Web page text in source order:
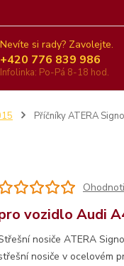
Nevíte si rady? Zavolejte.
+420 776 839 986
Infolinka: Po-Pá 8-18 hod.
Příčníky ATERA
vozidlo Audi
nosiče ATERA
nosiče v ocelovém